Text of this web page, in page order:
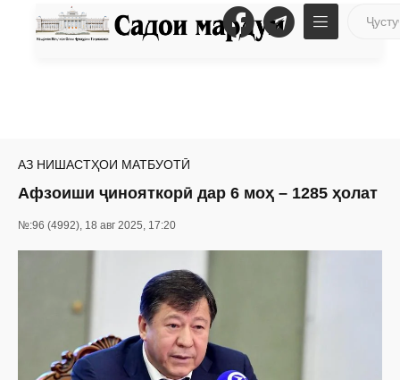
АЗ НИШАСТҲОИ МАТБУОТӢ
Афзоиши ҷинояткорӣ дар 6 моҳ – 1285 ҳолат
№:96 (4992), 18 авг 2025, 17:20